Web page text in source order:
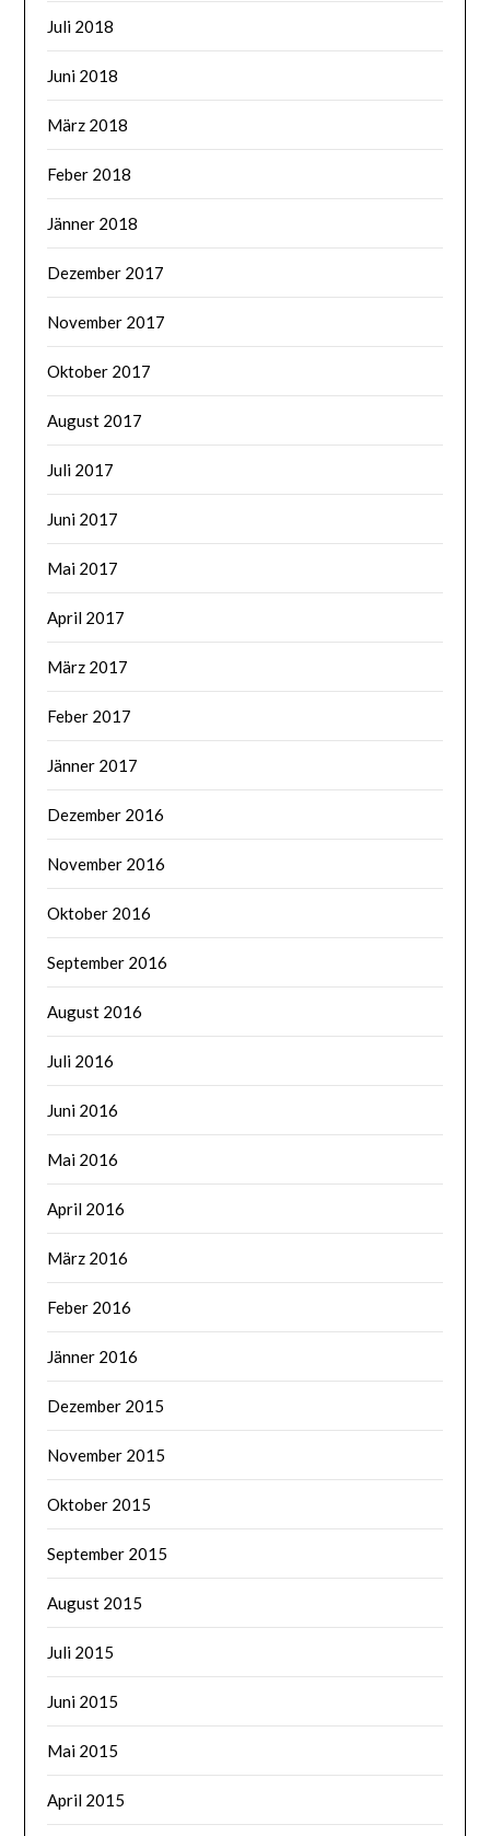
Juli 2018
Juni 2018
März 2018
Feber 2018
Jänner 2018
Dezember 2017
November 2017
Oktober 2017
August 2017
Juli 2017
Juni 2017
Mai 2017
April 2017
März 2017
Feber 2017
Jänner 2017
Dezember 2016
November 2016
Oktober 2016
September 2016
August 2016
Juli 2016
Juni 2016
Mai 2016
April 2016
März 2016
Feber 2016
Jänner 2016
Dezember 2015
November 2015
Oktober 2015
September 2015
August 2015
Juli 2015
Juni 2015
Mai 2015
April 2015